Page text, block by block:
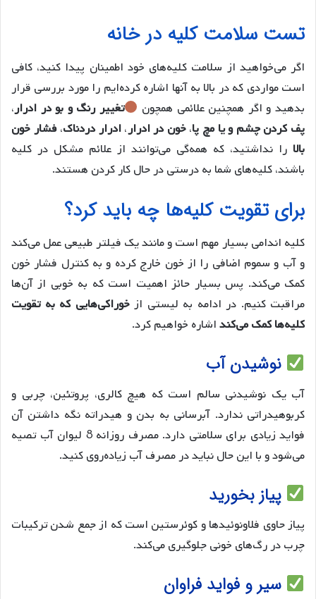
تست سلامت کلیه در خانه
اگر می‌خواهید از سلامت کلیه‌های خود اطمینان پیدا کنید، کافی
است مواردی که در بالا به آنها اشاره کرده‌ایم را مورد بررسی قرار
بدهید و اگر همچنین علائمی همچون
تغییر رنگ و بو در ادرار،
پف کردن چشم و یا مچ پا،خون در ادرار،ادرار دردناک،فشار خون
بالا را نداشتید، که همه‌گی می‌توانند از علائم مشکل در کلیه
باشند، کلیه‌های شما به درستی در حال کار کردن هستند.
برای تقویت کلیه‌ها چه باید کرد؟
کلیه‌‌ اندامی بسیار مهم است و مانند یک فیلتر طبیعی عمل می‌کند
و آب و سموم اضافی را از خون خارج کرده و به کنترل فشار خون
کمک می‌کند. پس بسیار حائز اهمیت است که به خوبی از آن‌ها
مراقبت کنیم. در ادامه به لیستی ازخوراکی‌هایی که به تقویت
کلیه‌ها کمک می‌کنداشاره خواهیم کرد.
نوشیدن آب
آب یک نوشیدنی سالم است که هیچ کالری، پروتئین، چربی و
کربوهیدراتی ندارد. آبرسانی به بدن و هیدراته نگه داشتن آن
فواید زیادی برای سلامتی دارد. مصرف روزانه 8 لیوان آب تصیه
می‌شود و با این حال نباید در مصرف آب زیاده‌روی کنید.
پیاز بخورید
پیاز حاوی فلاونوئیدها و کوئرستین است که از جمع شدن ترکیبات
چرب در رگ‌های خونی جلوگیری می‌کند.
سیر و فواید فراوان